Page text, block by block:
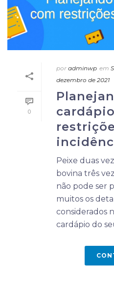
0
por adminwp em
dezembro de 2021
Peixe duas
bovina três
não pode ser
muitos os
considerados
cardápio do